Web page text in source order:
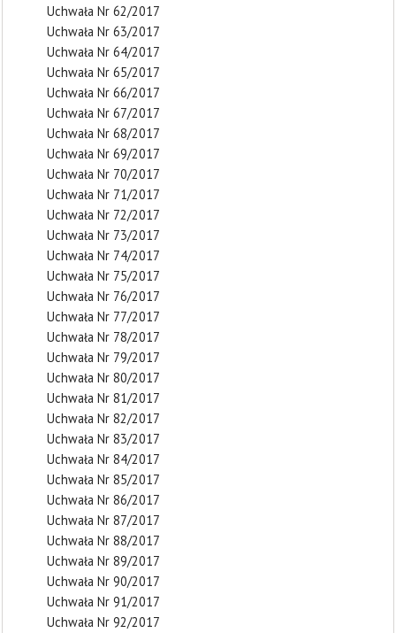
Uchwała Nr 62/2017
Uchwała Nr 63/2017
Uchwała Nr 64/2017
Uchwała Nr 65/2017
Uchwała Nr 66/2017
Uchwała Nr 67/2017
Uchwała Nr 68/2017
Uchwała Nr 69/2017
Uchwała Nr 70/2017
Uchwała Nr 71/2017
Uchwała Nr 72/2017
Uchwała Nr 73/2017
Uchwała Nr 74/2017
Uchwała Nr 75/2017
Uchwała Nr 76/2017
Uchwała Nr 77/2017
Uchwała Nr 78/2017
Uchwała Nr 79/2017
Uchwała Nr 80/2017
Uchwała Nr 81/2017
Uchwała Nr 82/2017
Uchwała Nr 83/2017
Uchwała Nr 84/2017
Uchwała Nr 85/2017
Uchwała Nr 86/2017
Uchwała Nr 87/2017
Uchwała Nr 88/2017
Uchwała Nr 89/2017
Uchwała Nr 90/2017
Uchwała Nr 91/2017
Uchwała Nr 92/2017